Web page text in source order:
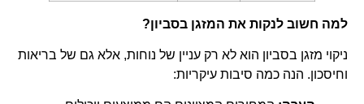
למה חשוב לנקות את המזגן בסביון?
ניקוי מזגן בסביון הוא לא רק עניין של נוחות, אלא גם של בריאות
וחיסכון. הנה כמה סיבות עיקריות: